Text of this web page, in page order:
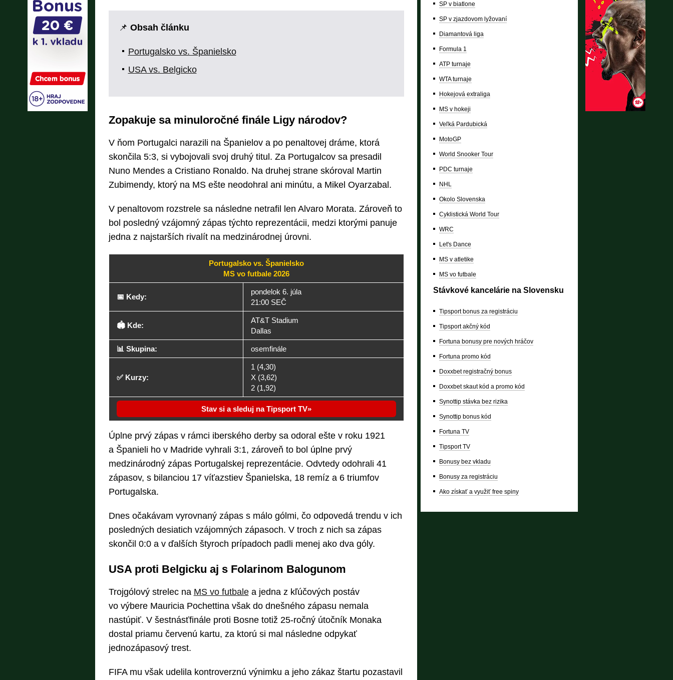
📌 Obsah článku
Portugalsko vs. Španielsko
USA vs. Belgicko
Zopakuje sa minuloročné finále Ligy národov?
V ňom Portugalci narazili na Španielov a po penaltovej dráme, ktorá
skončila 5:3, si vybojovali svoj druhý titul. Za Portugalcov sa presadil
Nuno Mendes a Cristiano Ronaldo. Na druhej strane skóroval Martin
Zubimendy, ktorý na MS ešte neodohral ani minútu, a Mikel Oyarzabal.
V penaltovom rozstrele sa následne netrafil len Alvaro Morata. Zároveň to
bol posledný vzájomný zápas týchto reprezentácii, medzi ktorými panuje
jedna z najstarších rivalít na medzinárodnej úrovni.
Portugalsko vs. Španielsko
MS vo futbale 2026
📅 Kedy:
pondelok 6. júla
21:00 SEČ
🏟️ Kde:
AT&T Stadium
Dallas
📊 Skupina: osemfinále
✅ Kurzy:
1 (4,30)
X (3,62)
2 (1,92)
Stav si a sleduj na Tipsport TV
Úplne prvý zápas v rámci iberského derby sa odoral ešte v roku 1921
a Španieli ho v Madride vyhrali 3:1, zároveň to bol úplne prvý
medzinárodný zápas Portugalskej reprezentácie. Odvtedy odohrali 41
zápasov, s bilanciou 17 víťazstiev Španielska, 18 remíz a 6 triumfov
Portugalska.
Dnes očakávam vyrovnaný zápas s málo gólmi, čo odpovedá trendu v ich
posledných desiatich vzájomných zápasoch. V troch z nich sa zápas
skončil 0:0 a v ďalších štyroch prípadoch padli menej ako dva góly.
USA proti Belgicku aj s Folarinom Balogunom
Trojgólový strelec na MS vo futbalea jedna z kľúčových postáv
vo výbere Mauricia Pochettina však do dnešného zápasu nemala
nastúpiť. V šestnásťfinále proti Bosne totiž 25-ročný útočník Monaka
dostal priamu červenú kartu, za ktorú si mal následne odpykať
jednozápasový trest.
FIFA mu však udelila kontroverznú výnimku a jeho zákaz štartu pozastavil
SP v biatlone
SP v zjazdovom lyžovaní
Diamantová liga
Formula 1
ATP turnaje
WTA turnaje
Hokejová extraliga
MS v hokeji
Veľká Pardubická
MotoGP
World Snooker Tour
PDC turnaje
NHL
Okolo Slovenska
Cyklistická World Tour
WRC
Let's Dance
MS v atletike
MS vo futbale
Stávkové kancelárie na Slovensku
Tipsport bonus za registráciu
Tipsport akčný kód
Fortuna bonusy pre nových hráčov
Fortuna promo kód
Doxxbet registračný bonus
Doxxbet skaut kód a promo kód
Synottip stávka bez rizika
Synottip bonus kód
Fortuna TV
Tipsport TV
Bonusy bez vkladu
Bonusy za registráciu
Ako získať a využiť free spiny